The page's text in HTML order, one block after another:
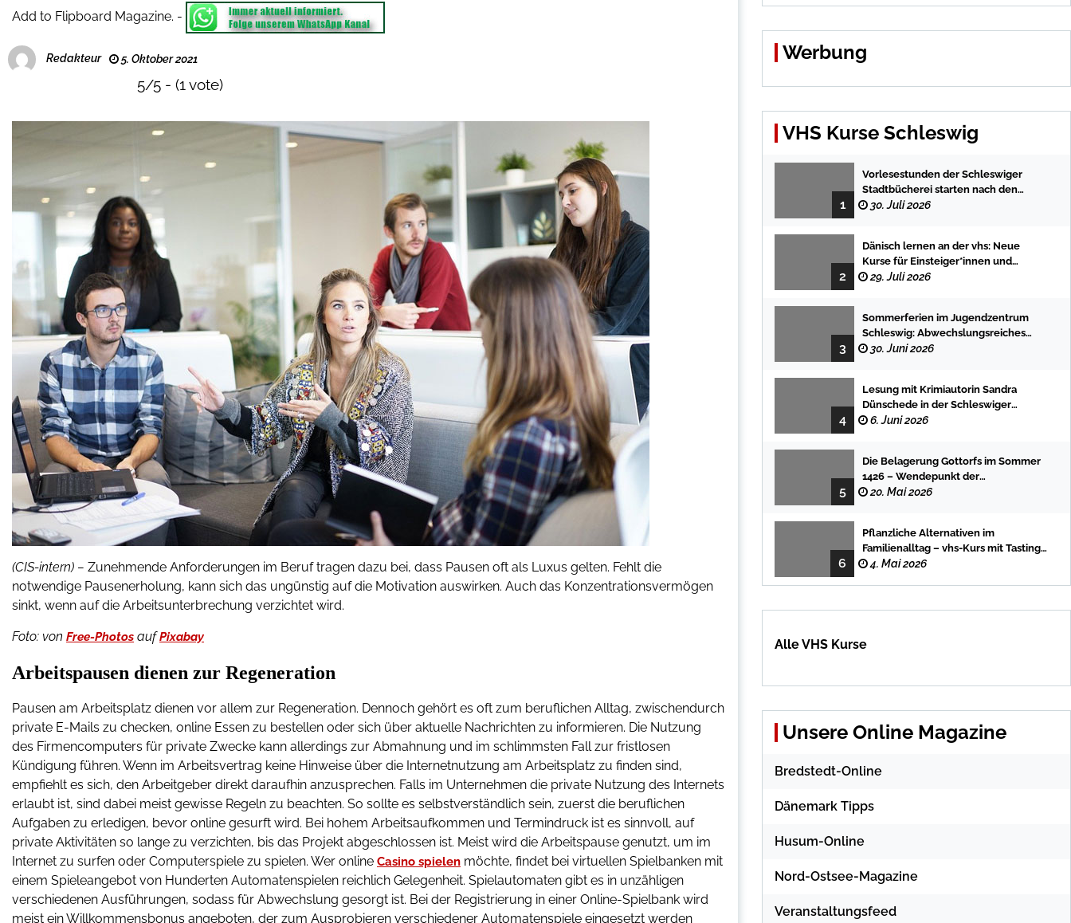
Add to Flipboard Magazine. -
Redakteur 5. Oktober 2021
5/5 - (1 vote)
(CIS-intern) – Zunehmende Anforderungen im Beruf tragen dazu bei, dass Pausen oft als Luxus gelten. Fehlt die
notwendige Pausenerholung, kann sich das ungünstig auf die Motivation auswirken. Auch das Konzentrationsvermögen
sinkt, wenn auf die Arbeitsunterbrechung verzichtet wird.
Foto: von Free-Photos aufPixabay
Arbeitspausen dienen zur Regeneration
Pausen am Arbeitsplatz dienen vor allem zur Regeneration. Dennoch gehört es oft zum beruflichen Alltag, zwischendurch
private E-Mails zu checken, online Essen zu bestellen oder sich über aktuelle Nachrichten zu informieren. Die Nutzung
des Firmencomputers für private Zwecke kann allerdings zur Abmahnung und im schlimmsten Fall zur fristlosen
Kündigung führen. Wenn im Arbeitsvertrag keine Hinweise über die Internetnutzung am Arbeitsplatz zu finden sind,
empfiehlt es sich, den Arbeitgeber direkt daraufhin anzusprechen. Falls im Unternehmen die private Nutzung des Internets
erlaubt ist, sind dabei meist gewisse Regeln zu beachten. So sollte es selbstverständlich sein, zuerst die beruflichen
Aufgaben zu erledigen, bevor online gesurft wird. Bei hohem Arbeitsaufkommen und Termindruck ist es sinnvoll, auf
private Aktivitäten so lange zu verzichten, bis das Projekt abgeschlossen ist. Meist wird die Arbeitspause genutzt, um im
Internet zu surfen oder Computerspiele zu spielen. Wer online Casino spielen möchte, findet bei virtuellen Spielbanken mit
einem Spieleangebot von Hunderten Automatenspielen reichlich Gelegenheit. Spielautomaten gibt es in unzähligen
verschiedenen Ausführungen, sodass für Abwechslung gesorgt ist. Bei der Registrierung in einer Online-Spielbank wird
meist ein Willkommensbonus angeboten, der zum Ausprobieren verschiedener Automatenspiele eingesetzt werden
Werbung
VHS Kurse Schleswig
1
Vorlesestunden der Schleswiger
Stadtbücherei starten nach den
Sommerferien mit spannenden
30. Juli 2026
2
Dänisch lernen an der vhs: Neue
Kurse für Einsteiger*innen und
Fortgeschrittene
29. Juli 2026
3
Sommerferien im Jugendzentrum
Schleswig: Abwechslungsreiches
Programm für Kinder und Jugendliche
30. Juni 2026
4
Lesung mit Krimiautorin Sandra
Dünschede in der Schleswiger
Stadtbücherei
6. Juni 2026
5
Die Belagerung Gottorfs im Sommer
1426 – Wendepunkt der
Landesgeschichte
20. Mai 2026
6
Pflanzliche Alternativen im
Familienalltag – vhs-Kurs mit Tasting
und einfachen DIY-Rezepten
4. Mai 2026
Alle VHS Kurse
Unsere Online Magazine
Bredstedt-Online
Dänemark Tipps
Husum-Online
Nord-Ostsee-Magazine
Veranstaltungsfeed